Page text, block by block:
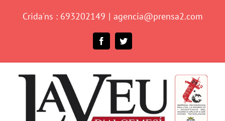
Crida'ns : 693202149 | agencia@prensa2.com
FacebookTwitter